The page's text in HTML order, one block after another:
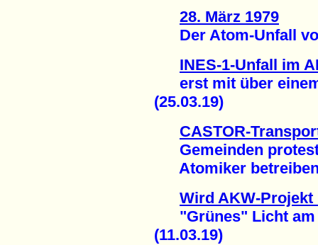
28. März 1979
Der Atom-Unfall
INES-1-Unfall im
erst mit über einem
(25.03.19)
CASTOR-
Gemeinden
Atomiker betreiben
Wird AKW-
"Grünes" Licht am
(11.03.19)